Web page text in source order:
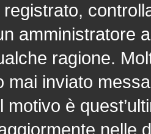
amministratore
ragione.
mai inviato
motivo è
nelle